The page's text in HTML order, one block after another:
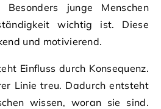
junge Menschen
wichtig ist. Diese
und motivierend.
Einfluss durch Konsequenz.
Linie treu. Dadurch entsteht
wissen, woran sie sind.